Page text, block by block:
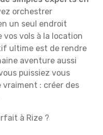
orchestrer
un seul endroit
vos vols à la location
ultime est de rendre
aventure aussi
puissiez vous
: créer des
à Rize ?